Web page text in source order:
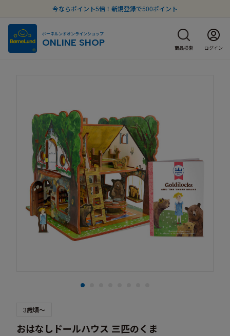
今ならポイント5倍！新規登録で500ポイント
ボーネルンドオンラインショップ
ONLINE SHOP 商品検索 ログイン
3歳頃～
おはなしドールハウス 三匹のくま